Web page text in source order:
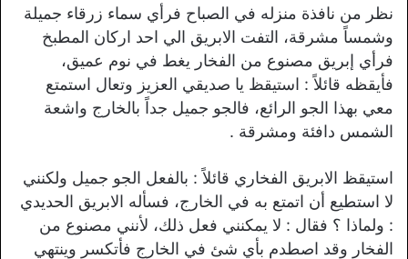
نظر من نافذة منزله في الصباح فرأي سماء زرقاء جميلة
وشمساً مشرقة، التفت الابريق الي احد اركان المطبخ
فرأي إبريق مصنوع من الفخار يغط في نوم عميق،
فأيقظه قائلاً : استيقظ يا صديقي العزيز وتعال استمتع
معي بهذا الجو الرائع، فالجو جميل جداً بالخارج واشعة
الشمس دافئة ومشرقة .
استيقظ الابريق الفخاري قائلاً : بالفعل الجو جميل ولكنني
لا استطيع أن اتمتع به في الخارج، فسأله الابريق الحديدي
: ولماذا ؟ فقال : لا يمكنني فعل ذلك، لأنني مصنوع من
الفخار وقد اصطدم بأي شئ في الخارج فأتكسر وينتهي